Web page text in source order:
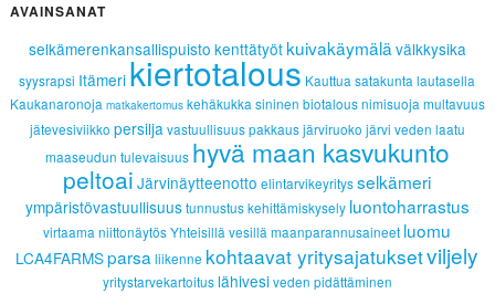
AVAINSANAT
selkämerenkansallispuisto kenttätyötkuivakäymälävälkkysika
syysrapsi Itämeri kiertotalous Kauttua satakunta lautasella
Kaukanaronoja matkakertomus kehäkukkasininen biotalousnimisuojamultavuus
jätevesiviikko persiljavastuullisuuspakkausjärviruoko järvi veden laatu
maaseudun tulevaisuus hyvä maan kasvukunto
peltoai Järvinäytteenotto elintarvikeyritys selkämeri
ympäristövastuullisuustunnustuskehittämiskysely luontoharrastus
virtaama niittonäytös Yhteisillä vesillä maanparannusaineet luomu
LCA4FARMSparsa liikenne kohtaavat yritysajatuksetviljely
yritystarvekartoitus lähivesiveden pidättäminen